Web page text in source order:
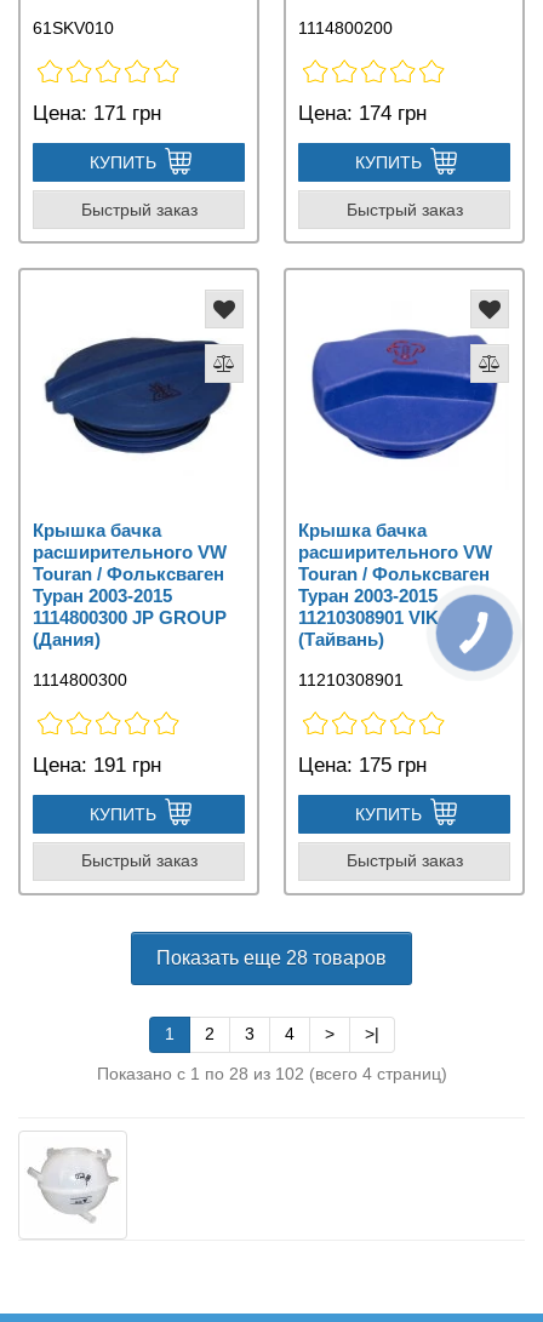
61SKV010
Цена: 171 грн
КУПИТЬ
Быстрый заказ
1114800200
Цена: 174 грн
КУПИТЬ
Быстрый заказ
Крышка бачка
расширительного VW
Touran / Фольксваген
Туран 2003-2015
1114800300 JP GROUP
(Дания)
1114800300
Цена: 191 грн
КУПИТЬ
Быстрый заказ
Крышка бачка
расширительного VW
Touran / Фольксваген
Туран 2003-2015
11210308901 VIKA
(Тайвань)
11210308901
Цена: 175 грн
КУПИТЬ
Быстрый заказ
Показать еще 28 товаров
1 2 3 4 > >|
Показано с 1 по 28 из 102 (всего 4 страниц)